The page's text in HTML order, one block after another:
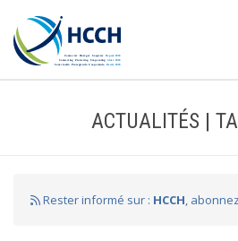
ACTUALITÉS |
Rester informé sur : HCCH,